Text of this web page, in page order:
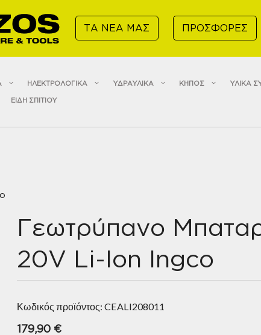
ΤΑ ΝΕΑ ΜΑΣ ΠΡΟΣΦΟΡΕΣ
ΗΛΕΚΤΡΟΛΟΓΙΚΑ ΥΔΡΑΥΛΙΚΑ ΚΗΠΟΣ ΥΛΙΚΑ
ΕΙΔΗ ΣΠΙΤΙΟΥ
Γεωτρύπανο
20V Li-Ion Ingco
Κωδικός προϊόντος: CEALI208011
179,90 €